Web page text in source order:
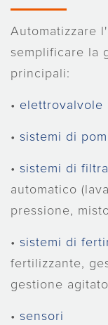
Automatizzare
semplificare la
principali:
• elettrovalvole
• sistemi di
• sistemi di
automatico
pressione,
• sistemi di
fertilizzante,
gestione
• sensori